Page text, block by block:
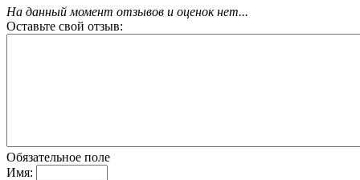
На данный момент отзывов и оценок нет...
Оставьте свой отзыв:
Обязательное поле
Имя: